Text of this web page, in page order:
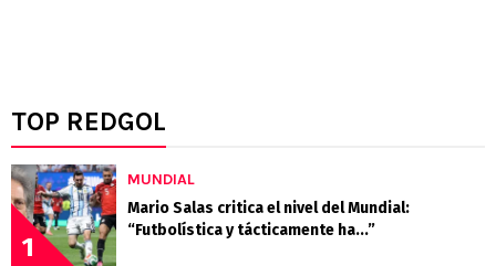
TOP REDGOL
1
MUNDIAL
Mario Salas critica el nivel del Mundial:
“Futbolística y tácticamente ha...”